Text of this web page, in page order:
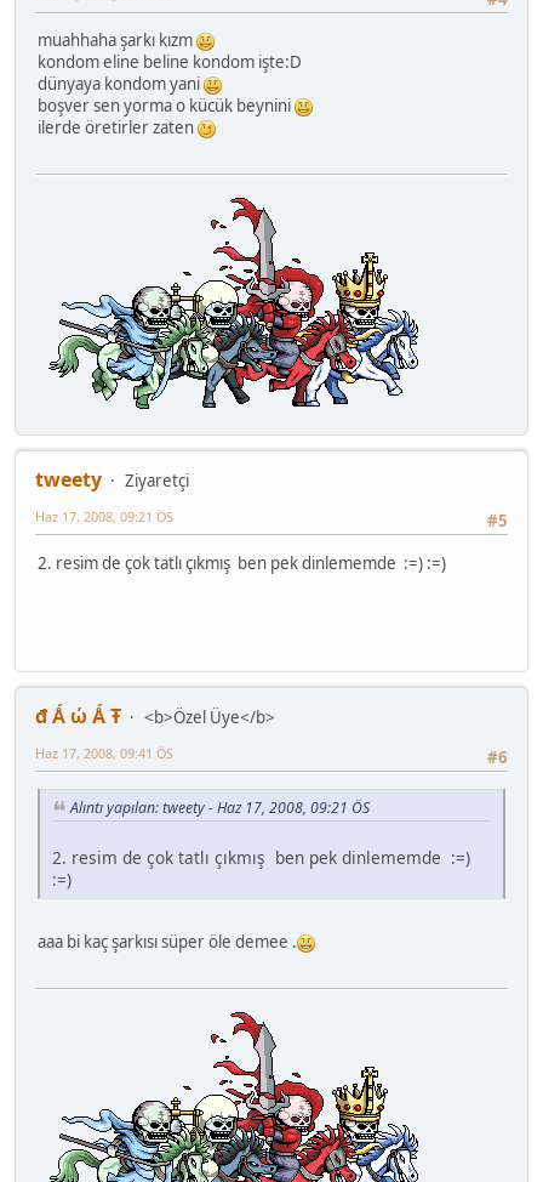
muahhaha şarkı kızm
kondom eline beline kondom işte:D
dünyaya kondom yani
boşver sen yorma o kücük beynini
ilerde öretirler zaten
tweety
Ziyaretçi
#5
Haz 17, 2008, 09:21 ÖS
2. resim de çok tatlı çıkmış ben pek dinlememde :=) :=)
đ Ǻ ώ Ǻ Ŧ
<b>Özel Üye</b>
#6
Haz 17, 2008, 09:41 ÖS
Alıntı yapılan: tweety - Haz 17, 2008, 09:21 ÖS
2. resim de çok tatlı çıkmış ben pek dinlememde :=)
:=)
aaa bi kaç şarkısı süper öle demee .